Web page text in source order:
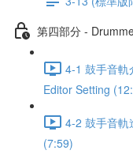
第四部分 -
4-1 鼓手音
Editor Setting
4-2 鼓手音軌
(7:59)